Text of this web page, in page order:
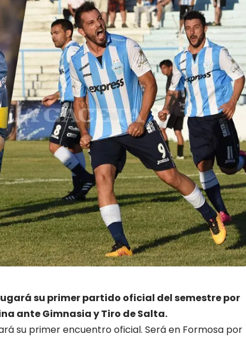
su primer partido oficial del semestre por
ante Gimnasia y Tiro de Salta.
su primer encuentro oficial. Será en Formosa por